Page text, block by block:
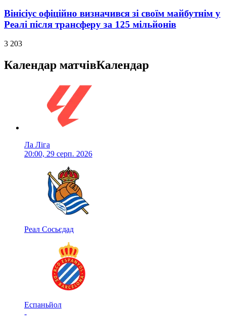
Вінісіус офіційно визначився зі своїм майбутнім у
Реалі після трансферу за 125 мільйонів
3 203
Календар матчівКалендар
Ла Ліга
20:00, 29 серп. 2026
Реал Сосьєдад
Еспаньйол
-